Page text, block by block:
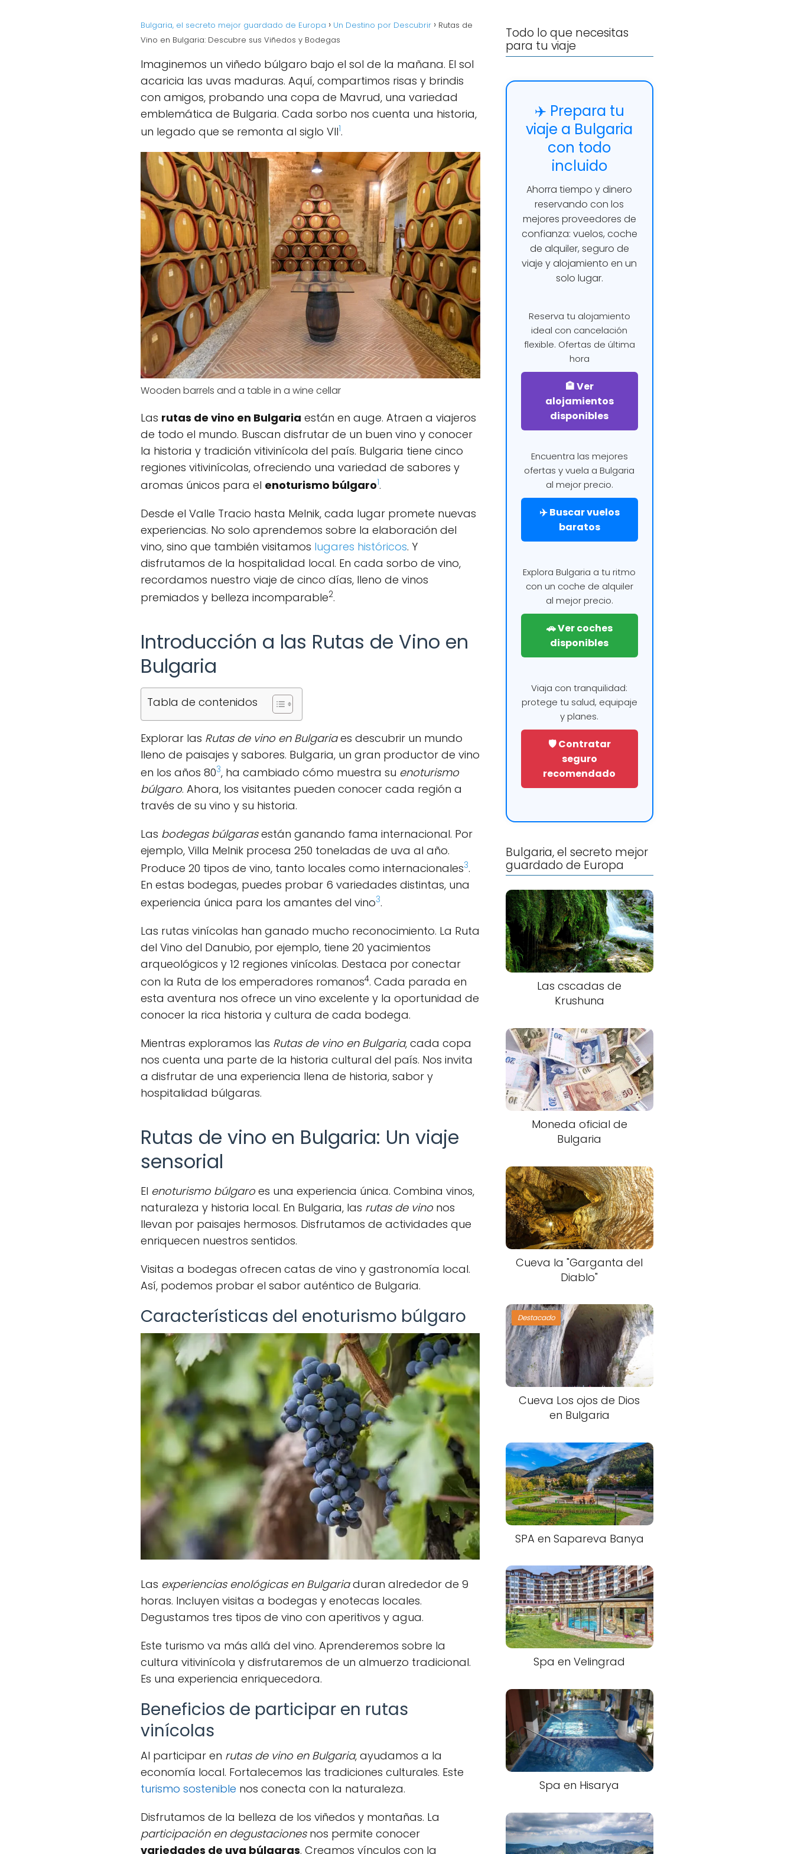
Bulgaria, el secreto mejor guardado de Europa Un Destino por Descubrir
Rutas de
Vino en Bulgaria: Descubre sus Viñedos y Bodegas
Imaginemos un viñedo búlgaro bajo el sol de la mañana. El sol
acaricia las uvas maduras. Aquí, compartimos risas y brindis
con amigos, probando una copa de Mavrud, una variedad
emblemática de Bulgaria. Cada sorbo nos cuenta una historia,
un legado que se remonta al siglo VII1.
Wooden barrels and a table in a wine cellar
Las rutas de vino en Bulgaria están en auge. Atraen a viajeros
de todo el mundo. Buscan disfrutar de un buen vino y conocer
la historia y tradición vitivinícola del país. Bulgaria tiene cinco
regiones vitivinícolas, ofreciendo una variedad de sabores y
aromas únicos para el enoturismo búlgaro1.
Desde el Valle Tracio hasta Melnik, cada lugar promete nuevas
experiencias. No solo aprendemos sobre la elaboración del
vino, sino que también visitamos lugares históricos. Y
disfrutamos de la hospitalidad local. En cada sorbo de vino,
recordamos nuestro viaje de cinco días, lleno de vinos
premiados y belleza incomparable2.
Introducción a las Rutas de Vino en
Bulgaria
Tabla de contenidos
Explorar las Rutas de vino en Bulgariaes descubrir un mundo
lleno de paisajes y sabores. Bulgaria, un gran productor de vino
en los años 803, ha cambiado cómo muestra su enoturismo
búlgaro. Ahora, los visitantes pueden conocer cada región a
través de su vino y su historia.
Las bodegas búlgarasestán ganando fama internacional. Por
ejemplo, Villa Melnik procesa 250 toneladas de uva al año.
Produce 20 tipos de vino, tanto locales como internacionales3.
En estas bodegas, puedes probar 6 variedades distintas, una
experiencia única para los amantes del vino3.
Las rutas vinícolas han ganado mucho reconocimiento. La Ruta
del Vino del Danubio, por ejemplo, tiene 20 yacimientos
arqueológicos y 12 regiones vinícolas. Destaca por conectar
con la Ruta de los emperadores romanos4. Cada parada en
esta aventura nos ofrece un vino excelente y la oportunidad de
conocer la rica historia y cultura de cada bodega.
Mientras exploramos las Rutas de vino en Bulgaria, cada copa
nos cuenta una parte de la historia cultural del país. Nos invita
a disfrutar de una experiencia llena de historia, sabor y
hospitalidad búlgaras.
Rutas de vino en Bulgaria: Un viaje
sensorial
El enoturismo búlgaro es una experiencia única. Combina vinos,
naturaleza y historia local. En Bulgaria, las rutas de vino nos
llevan por paisajes hermosos. Disfrutamos de actividades que
enriquecen nuestros sentidos.
Visitas a bodegas ofrecen catas de vino y gastronomía local.
Así, podemos probar el sabor auténtico de Bulgaria.
Características del enoturismo búlgaro
Las experiencias enológicas en Bulgariaduran alrededor de 9
horas. Incluyen visitas a bodegas y enotecas locales.
Degustamos tres tipos de vino con aperitivos y agua.
Este turismo va más allá del vino. Aprenderemos sobre la
cultura vitivinícola y disfrutaremos de un almuerzo tradicional.
Es una experiencia enriquecedora.
Beneficios de participar en rutas
vinícolas
Al participar en rutas de vino en Bulgaria, ayudamos a la
economía local. Fortalecemos las tradiciones culturales. Este
turismo sostenible nos conecta con la naturaleza.
Disfrutamos de la belleza de los viñedos y montañas. La
participación en degustacionesnos permite conocer
variedades de uva búlgaras. Creamos vínculos con la
Todo lo que necesitas
para tu viaje
✈️ Prepara tu
viaje a Bulgaria
con todo
incluido
Ahorra tiempo y dinero
reservando con los
mejores proveedores de
confianza: vuelos, coche
de alquiler, seguro de
viaje y alojamiento en un
solo lugar.
Reserva tu alojamiento
ideal con cancelación
flexible. Ofertas de última
hora
🏨 Ver
alojamientos
disponibles
Encuentra las mejores
ofertas y vuela a Bulgaria
al mejor precio.
✈️ Buscar vuelos
baratos
Explora Bulgaria a tu ritmo
con un coche de alquiler
al mejor precio.
🚗 Ver coches
disponibles
Viaja con tranquilidad:
protege tu salud, equipaje
y planes.
🛡️ Contratar
seguro
recomendado
Bulgaria, el secreto mejor
guardado de Europa
Las cscadas de
Krushuna
Moneda oficial de
Bulgaria
Cueva la "Garganta del
Diablo"
Destacado
Cueva Los ojos de Dios
en Bulgaria
SPA en Sapareva Banya
Spa en Velingrad
Spa en Hisarya